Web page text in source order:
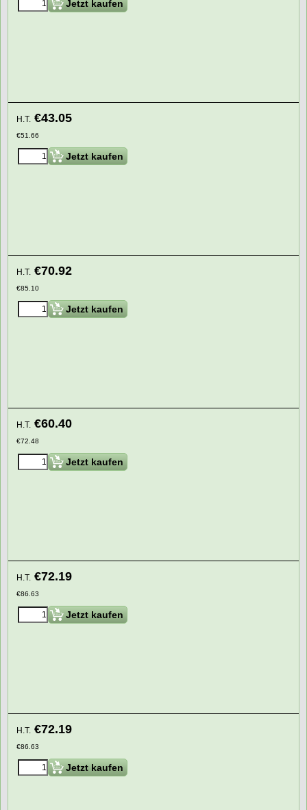
Jetzt kaufen
H.T. €43.05
€51.66
Jetzt kaufen
H.T. €70.92
€85.10
Jetzt kaufen
H.T. €60.40
€72.48
Jetzt kaufen
H.T. €72.19
€86.63
Jetzt kaufen
H.T. €72.19
€86.63
Jetzt kaufen